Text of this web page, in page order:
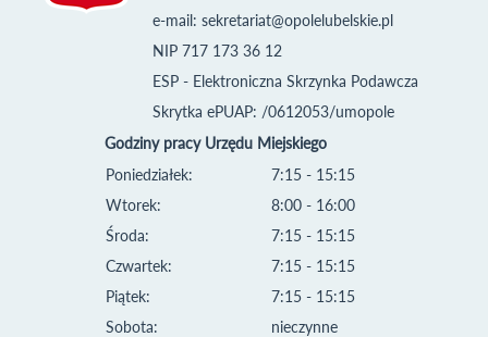
e-mail: sekretariat@opolelubelskie.pl
NIP 717 173 36 12
ESP - Elektroniczna Skrzynka Podawcza
Skrytka ePUAP: /0612053/umopole
Godziny pracy Urzędu Miejskiego
Poniedziałek:
Wtorek:
Środa:
Czwartek:
Piątek:
Sobota:
7:15 - 15:15
8:00 - 16:00
7:15 - 15:15
7:15 - 15:15
7:15 - 15:15
nieczynne